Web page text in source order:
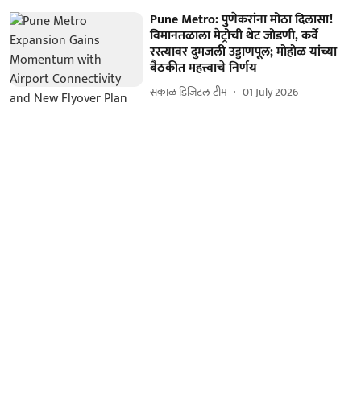
Pune Metro: पुणेकरांना मोठा दिलासा!
विमानतळाला मेट्रोची थेट जोडणी, कर्वे
रस्त्यावर दुमजली उड्डाणपूल; मोहोळ यांच्या
बैठकीत महत्त्वाचे निर्णय
सकाळ डिजिटल टीम 01 July 2026